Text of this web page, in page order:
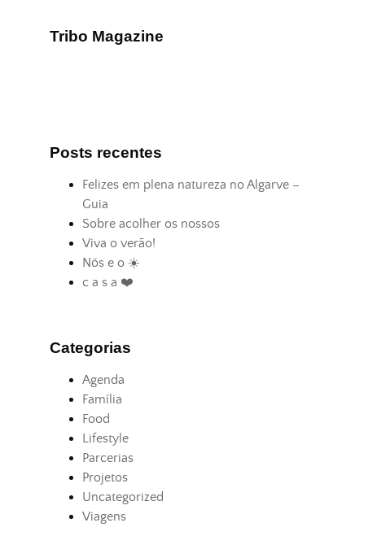
Tribo Magazine
Posts recentes
Felizes em plena natureza no Algarve –
Guia
Sobre acolher os nossos
Viva o verão!
Nós e o ☀️
c a s a ❤️
Categorias
Agenda
Família
Food
Lifestyle
Parcerias
Projetos
Uncategorized
Viagens